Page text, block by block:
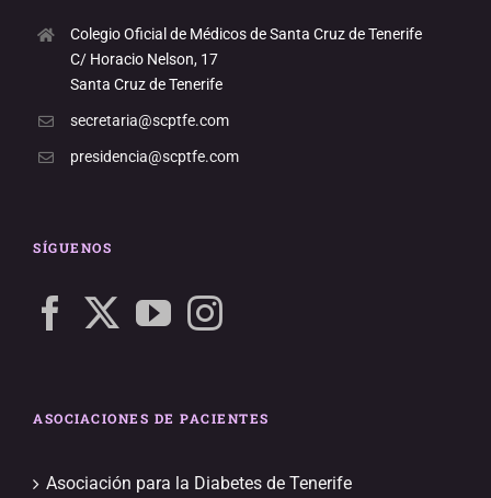
Colegio Oficial de Médicos de Santa Cruz de Tenerife
C/ Horacio Nelson, 17
Santa Cruz de Tenerife
secretaria@scptfe.com
presidencia@scptfe.com
SÍGUENOS
ASOCIACIONES DE PACIENTES
Asociación para la Diabetes de Tenerife